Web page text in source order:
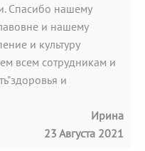
Спасибо нашему
и нашему
и культуру
всем сотрудникам и
и
Ирина
23 Августа 2021